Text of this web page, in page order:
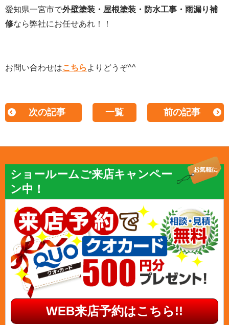
愛知県一宮市で外壁塗装・屋根塗装・防水工事・雨漏り補
修なら弊社にお任せあれ！！
お問い合わせはこちら よりどうぞ^^
次の記事 一覧 前の記事
ショールームご来店キャンペー
ン中！
WEB来店予約はこちら!!